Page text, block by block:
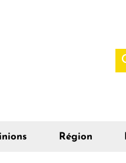
Région